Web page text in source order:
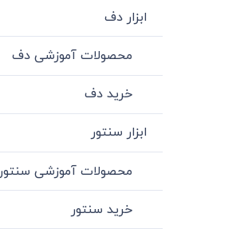
ابزار دف
محصولات آموزشی دف
خرید دف
ابزار سنتور
محصولات آموزشی سنتور
خرید سنتور